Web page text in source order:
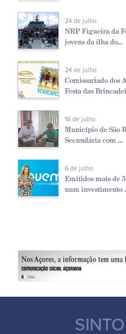
24 de julho
NRP Figueira da
jovens da ilha do...
24 de julho
Comissariado dos
Festa das
16 de julho
Município de São
Secundária com ...
6 de julho
Emitidos mais de
num investimento